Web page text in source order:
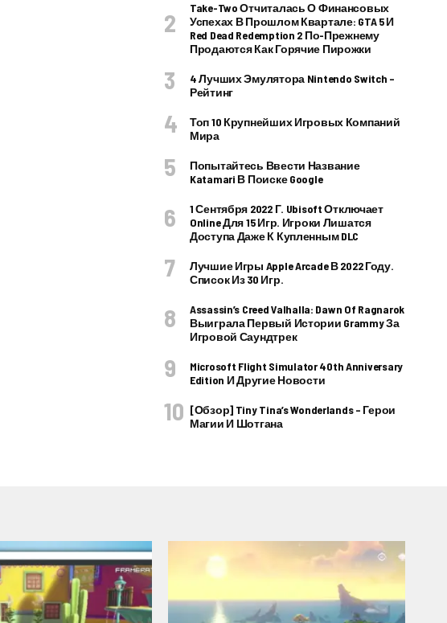
Take-Two Отчиталась О Финансовых
Успехах В Прошлом Квартале: GTA 5 И
Red Dead Redemption 2 По-Прежнему
Продаются Как Горячие Пирожки
4 Лучших Эмулятора Nintendo Switch –
Рейтинг
Топ 10 Крупнейших Игровых Компаний
Мира
Попытайтесь Ввести Название
Katamari В Поиске Google
1 Сентября 2022 Г. Ubisoft Отключает
Online Для 15 Игр. Игроки Лишатся
Доступа Даже К Купленным DLC
Лучшие Игры Apple Arcade В 2022 Году.
Список Из 30 Игр.
Assassin’s Creed Valhalla: Dawn Of Ragnarok
Выиграла Первый Истории Grammy За
Игровой Саундтрек
Microsoft Flight Simulator 40th Anniversary
Edition И Другие Новости
[Обзор] Tiny Tina’s Wonderlands – Герои
Магии И Шотгана